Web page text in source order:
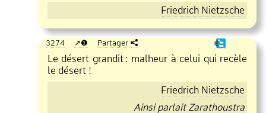
Friedrich Nietzsche
3274 ❶ Partager ❶
Le désert grandit: malheur à celui qui recèle
le désert !
Friedrich Nietzsche
Ainsi parlait Zarathoustra